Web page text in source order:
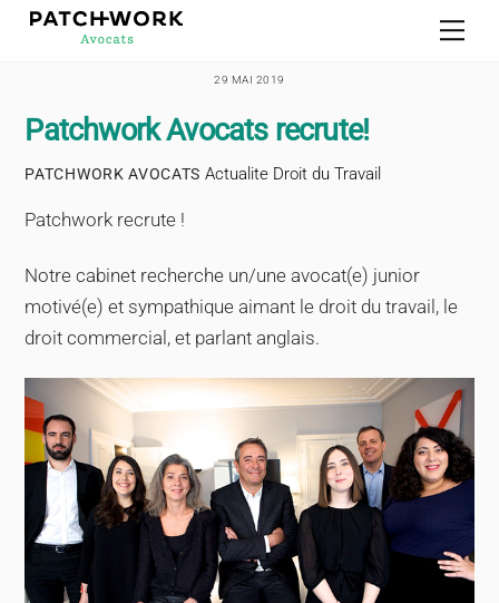
Skip
29 MAI 2019
Patchwork Avocats recrute!
PATCHWORK AVOCATS Actualite Droit du Travail
Patchwork recrute !
Notre cabinet recherche un/une avocat(e) junior
motivé(e) et sympathique aimant le droit du travail, le
droit commercial, et parlant anglais.